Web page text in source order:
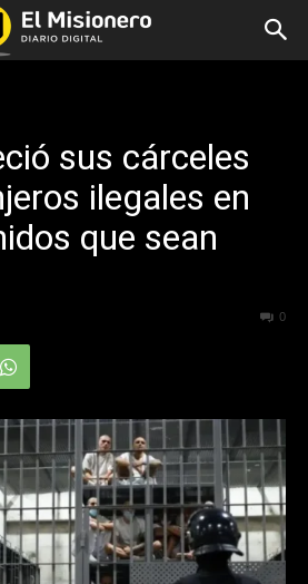
sus cárceles
ilegales en
que sean
0